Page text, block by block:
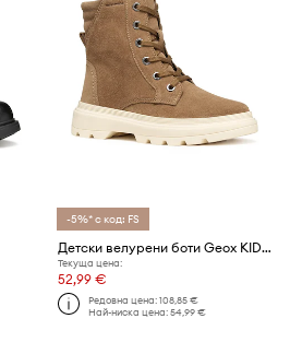
-5%* с код: FS
Детски велурени боти Geox KIDDARTAH
Текуща цена:
52,99 €
Редовна цена:108,85 €
Най-ниска цена:54,99 €